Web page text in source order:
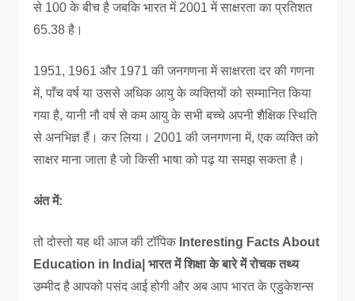
से 100 के बीच है जबकि भारत में 2001 में साक्षरता का प्रतिशत
65.38 है।
1951, 1961 और 1971 की जनगणना में साक्षरता दर की गणना
में, पाँच वर्ष या उससे अधिक आयु के व्यक्तियों को सम्मानित किया
गया है, यानी नौ वर्ष से कम आयु के सभी बच्चे अपनी शैक्षिक स्थिति
से अनभिज्ञ हैं। कर लिया। 2001 की जनगणना में, एक व्यक्ति को
साक्षर माना जाता है जो किसी भाषा को पढ़ या समझ सकता है।
अंत में:
तो दोस्तो यह थी आज की टॉपिक Interesting Facts About
Education in India| भारत में शिक्षा के बारे में रोचक तथ्य
उम्मीद है आपको पसंद आई होगी और अब आप भारत के एडुकेशन्स